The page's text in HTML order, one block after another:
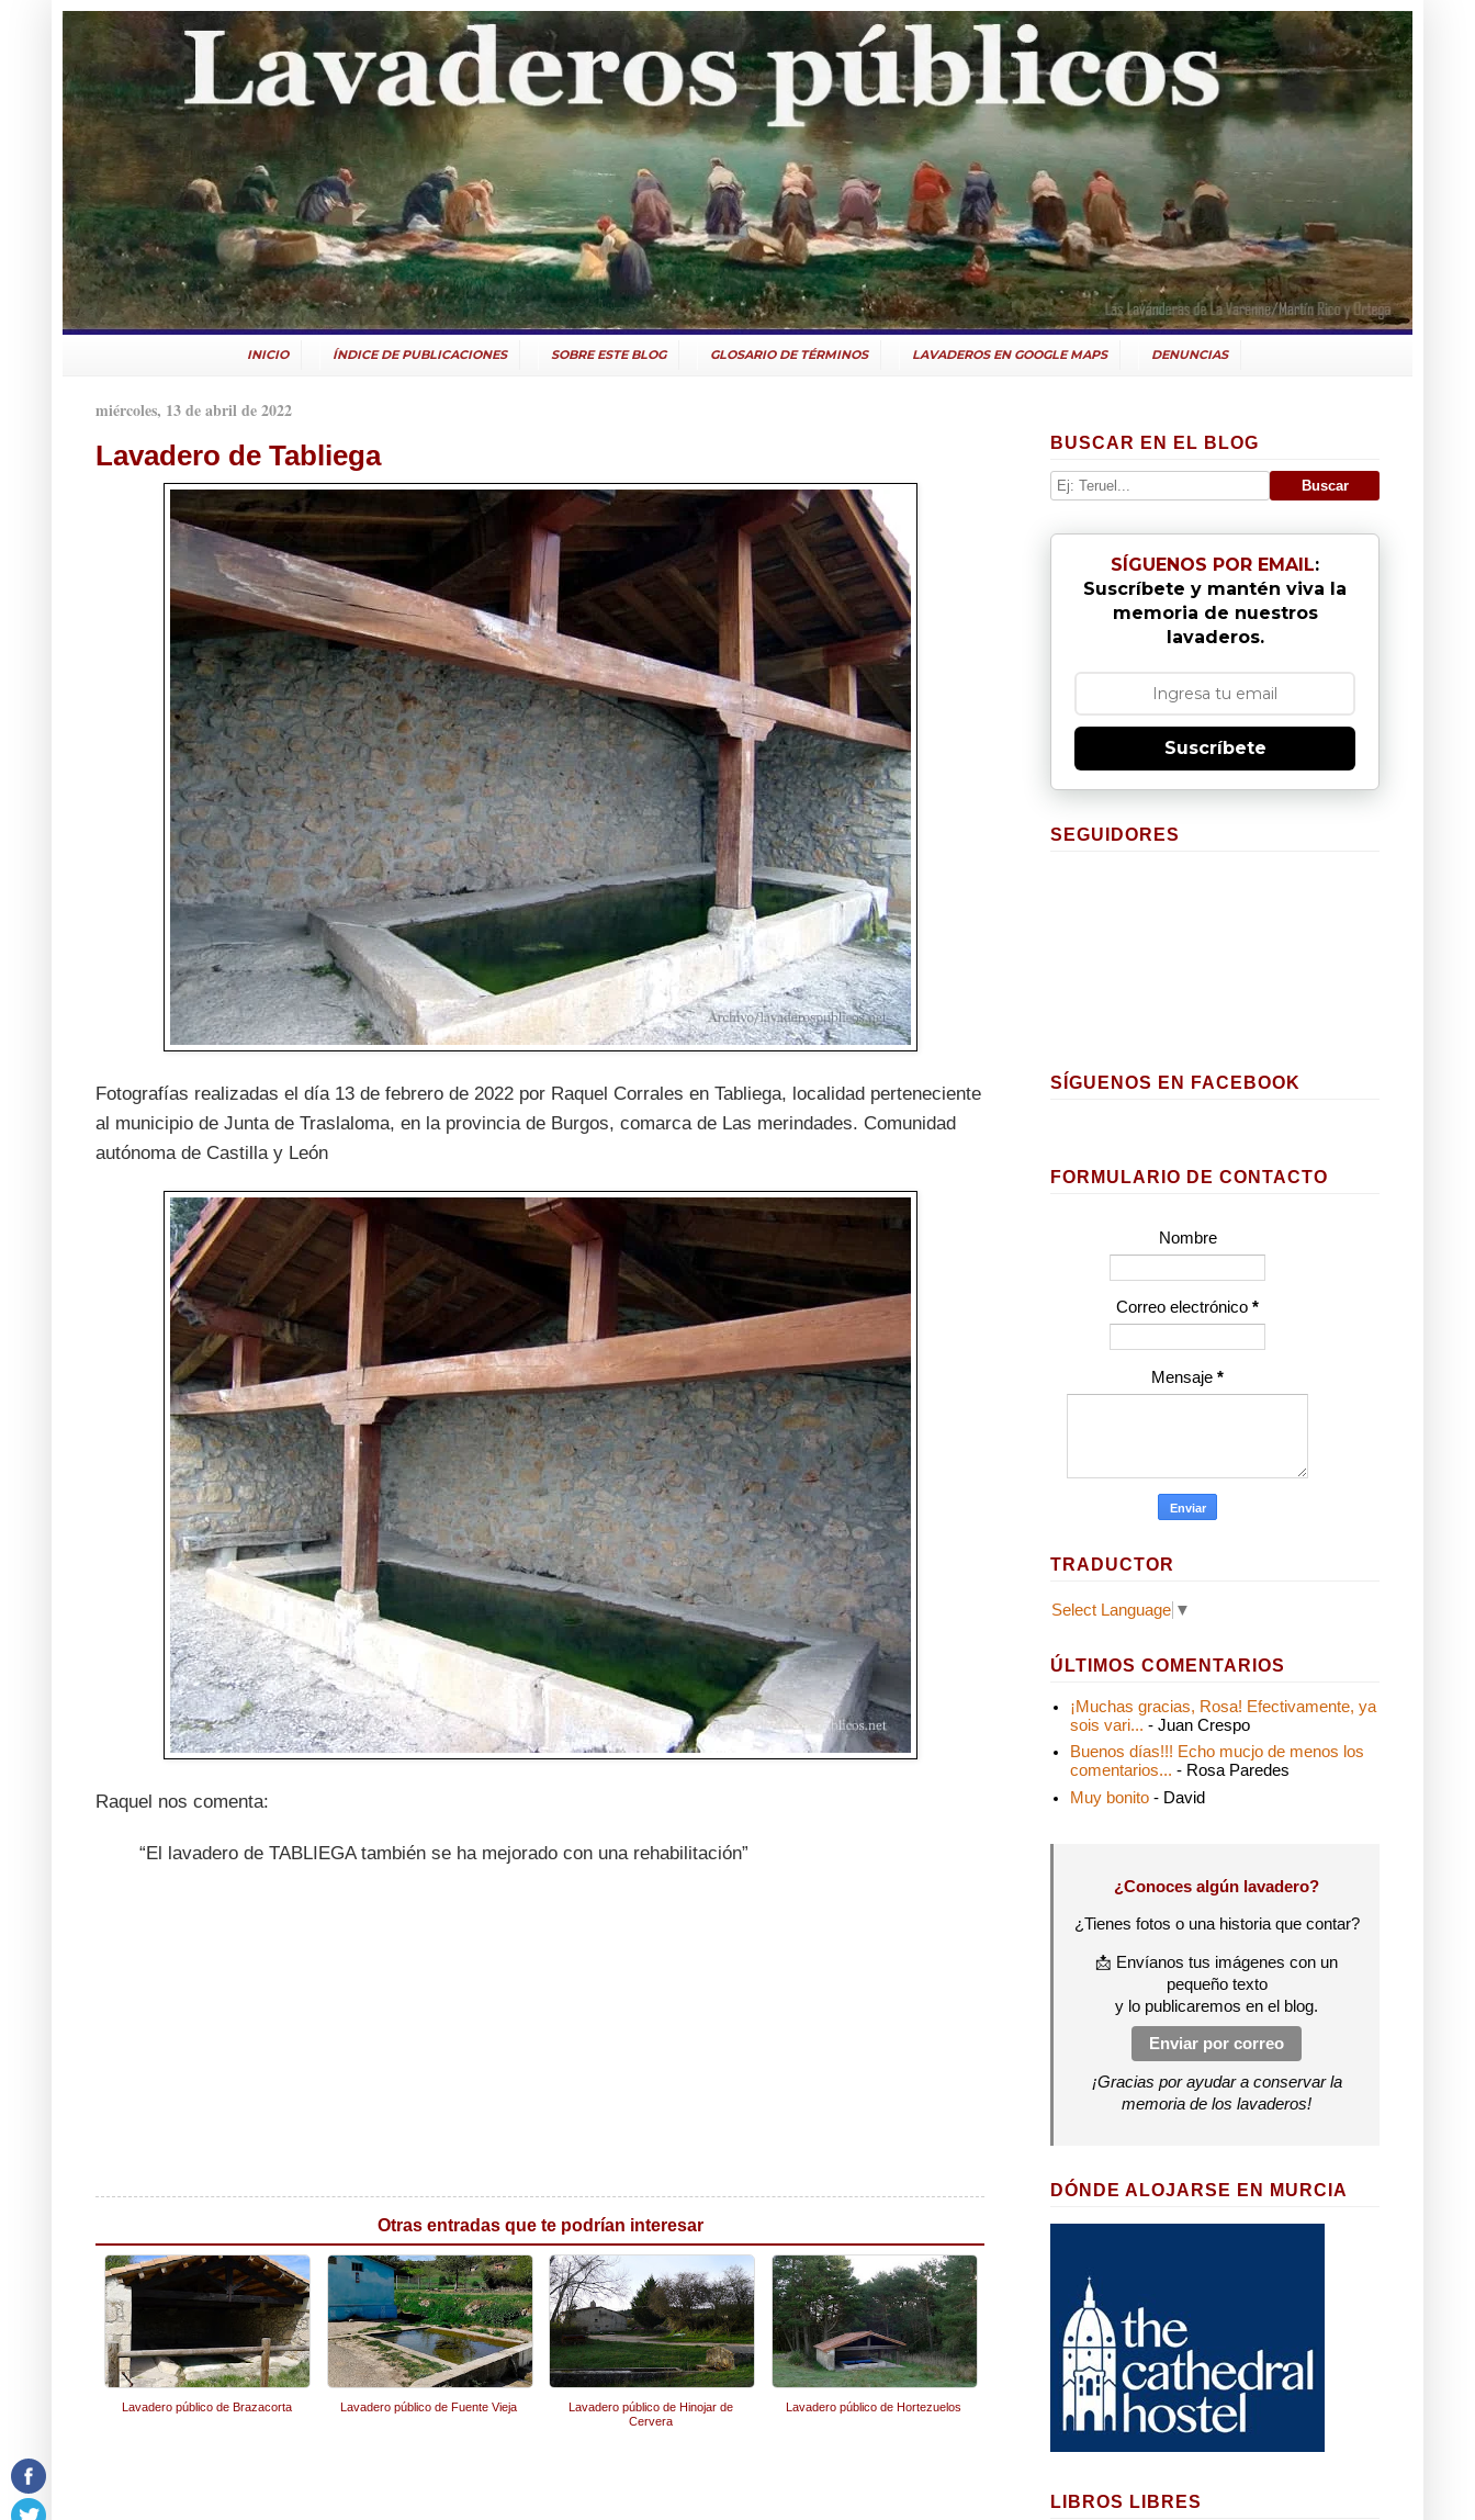
INICIO ÍNDICE DE PUBLICACIONES SOBRE ESTE BLOG GLOSARIO DE TÉRMINOS LAVADEROS EN GOOGLE MAPS DENUNCIAS
miércoles, 13 de abril de 2022
Lavadero de Tabliega
Fotografías realizadas el día 13 de febrero de 2022 por Raquel Corrales en Tabliega, localidad perteneciente
al municipio de Junta de Traslaloma, en la provincia de Burgos, comarca de Las merindades. Comunidad
autónoma de Castilla y León
Raquel nos comenta:
“El lavadero de TABLIEGA también se ha mejorado con una rehabilitación”
Otras entradas que te podrían interesar
Lavadero público de Brazacorta Lavadero público de Fuente Vieja
Lavadero público de Hinojar de
Cervera
Lavadero público de Hortezuelos
BUSCAR EN EL BLOG
SÍGUENOS POR EMAIL:
Suscríbete y mantén viva la
memoria de nuestros
lavaderos.
Suscríbete
SEGUIDORES
SÍGUENOS EN FACEBOOK
FORMULARIO DE CONTACTO
Nombre
Correo electrónico *
Mensaje *
TRADUCTOR
Select Language ▼
ÚLTIMOS COMENTARIOS
¡Muchas gracias, Rosa! Efectivamente, ya
sois vari... - Juan Crespo
Buenos días!!! Echo mucjo de menos los
comentarios... - Rosa Paredes
Muy bonito - David
¿Conoces algún lavadero?
¿Tienes fotos o una historia que contar?
📩 Envíanos tus imágenes con un
pequeño texto
y lo publicaremos en el blog.
Enviar por correo
¡Gracias por ayudar a conservar la
memoria de los lavaderos!
DÓNDE ALOJARSE EN MURCIA
LIBROS LIBRES